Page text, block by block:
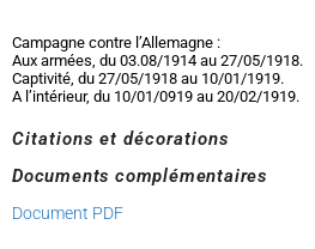
Campagne contre l’Allemagne :
Aux armées, du 03.08/1914 au 27/05/1918.
Captivité, du 27/05/1918 au 10/01/1919.
A l’intérieur, du 10/01/0919 au 20/02/1919.
Citations et décorations
Documents complémentaires
Document PDF